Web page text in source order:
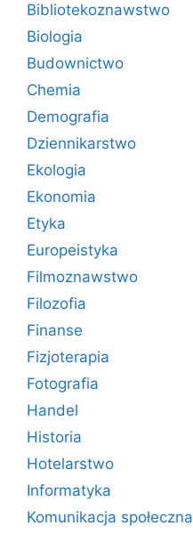
Bibliotekoznawstwo
Biologia
Budownictwo
Chemia
Demografia
Dziennikarstwo
Ekologia
Ekonomia
Etyka
Europeistyka
Filmoznawstwo
Filozofia
Finanse
Fizjoterapia
Fotografia
Handel
Historia
Hotelarstwo
Informatyka
Komunikacja społeczna